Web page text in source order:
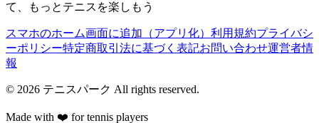
て、もっとテニスを楽しもう
スマホのホーム画面に追加（アプリ化） 利用規約プライバシ
ーポリシー特定商取引法に基づく表記お問い合わせ運営者情
報
© 2026 テニスパーク All rights reserved.
Made with ❤️ for tennis players